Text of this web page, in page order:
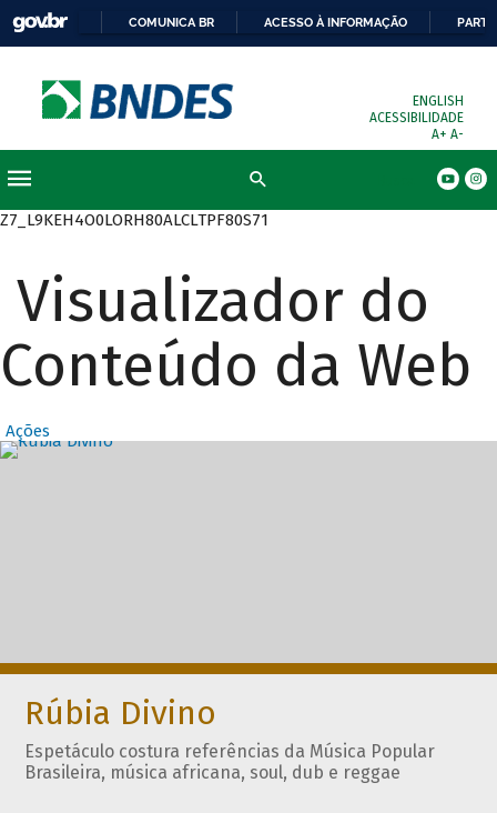
COMUNICA BR ACESSO À INFORMAÇÃO
ENGLISH
ACESSIBILIDADE
A+ A-
Z7_L9KEH4O0LORH80ALCLTPF80S71
Visualizador do
Conteúdo da Web
Ações
Destaques
Rúbia Divino
Espetáculo costura referências da Música Popular
Brasileira, música africana, soul, dub e reggae